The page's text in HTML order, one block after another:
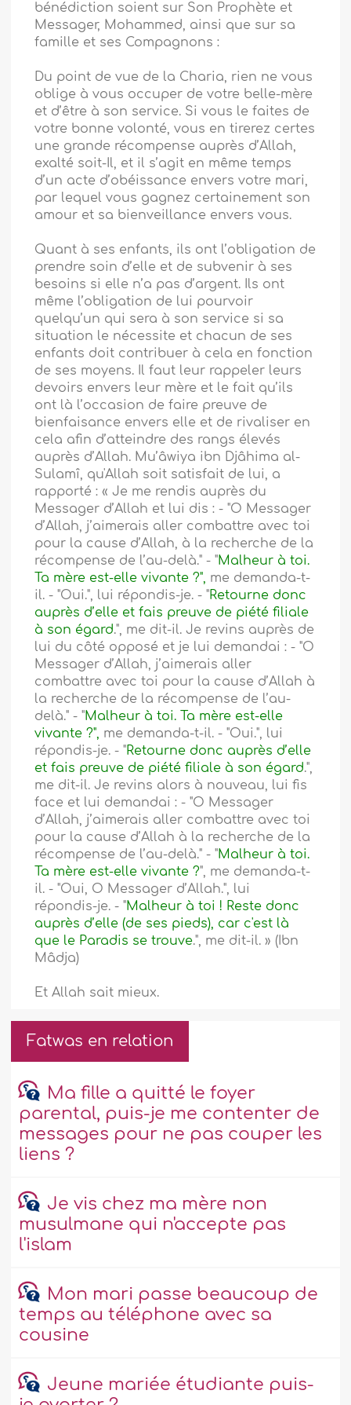
bénédiction soient sur Son Prophète et
Messager, Mohammed, ainsi que sur sa
famille et ses Compagnons :
Du point de vue de la Charia, rien ne vous
oblige à vous occuper de votre belle-mère
et d’être à son service. Si vous le faites de
votre bonne volonté, vous en tirerez certes
une grande récompense auprès d’Allah,
exalté soit-Il, et il s’agit en même temps
d’un acte d’obéissance envers votre mari,
par lequel vous gagnez certainement son
amour et sa bienveillance envers vous.
Quant à ses enfants, ils ont l’obligation de
prendre soin d’elle et de subvenir à ses
besoins si elle n’a pas d’argent. Ils ont
même l’obligation de lui pourvoir
quelqu’un qui sera à son service si sa
situation le nécessite et chacun de ses
enfants doit contribuer à cela en fonction
de ses moyens. Il faut leur rappeler leurs
devoirs envers leur mère et le fait qu’ils
ont là l’occasion de faire preuve de
bienfaisance envers elle et de rivaliser en
cela afin d’atteindre des rangs élevés
auprès d’Allah. Mu’âwiya ibn Djâhima al-
Sulamî, qu'Allah soit satisfait de lui, a
rapporté : « Je me rendis auprès du
Messager d’Allah et lui dis : - "O Messager
d’Allah, j’aimerais aller combattre avec toi
pour la cause d’Allah, à la recherche de la
récompense de l’au-delà." - "Malheur à toi.
Ta mère est-elle vivante ?", me demanda-t-
il. - "Oui.", lui répondis-je. - "Retourne donc
auprès d’elle et fais preuve de piété filiale
à son égard.", me dit-il. Je revins auprès de
lui du côté opposé et je lui demandai : - "O
Messager d’Allah, j’aimerais aller
combattre avec toi pour la cause d’Allah à
la recherche de la récompense de l’au-
delà." - "Malheur à toi. Ta mère est-elle
vivante ?", me demanda-t-il. - "Oui.", lui
répondis-je. - "Retourne donc auprès d’elle
et fais preuve de piété filiale à son égard.",
me dit-il. Je revins alors à nouveau, lui fis
face et lui demandai : - "O Messager
d’Allah, j’aimerais aller combattre avec toi
pour la cause d’Allah à la recherche de la
récompense de l’au-delà." - "Malheur à toi.
Ta mère est-elle vivante ?", me demanda-t-
il. - "Oui, O Messager d’Allah.", lui
répondis-je. - "Malheur à toi ! Reste donc
auprès d’elle (de ses pieds), car c'est là
que le Paradis se trouve.", me dit-il. » (Ibn
Mâdja)
Et Allah sait mieux.
Fatwas en relation
Ma fille a quitté le foyer
parental, puis-je me contenter de
messages pour ne pas couper les
liens ?
Je vis chez ma mère non
musulmane qui n'accepte pas
l'islam
Mon mari passe beaucoup de
temps au téléphone avec sa
cousine
Jeune mariée étudiante puis-